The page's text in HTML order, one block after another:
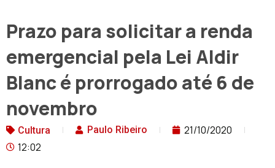
Prazo para solicitar a renda
emergencial pela Lei Aldir
Blanc é prorrogado até 6 de
novembro
Cultura Paulo Ribeiro
21/10/2020
12:02